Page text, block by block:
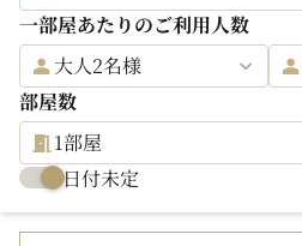
一部屋あたりのご利用人数
大人2名様
部屋数
1部屋
日付未定